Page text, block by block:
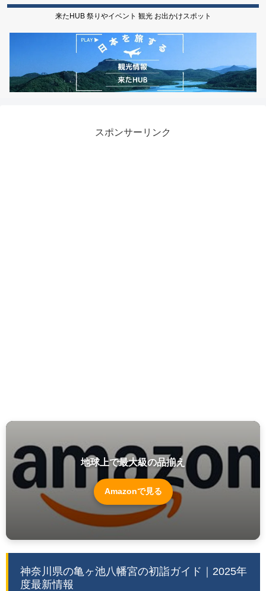
来たHUB 祭りやイベント 観光 お出かけスポット
スポンサーリンク
地球上で最大級の品揃え
Amazonで見る
神奈川県の亀ヶ池八幡宮の初詣ガイド｜2025年
度最新情報